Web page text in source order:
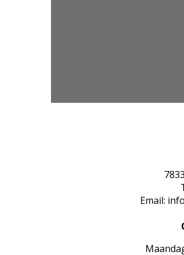
Email: